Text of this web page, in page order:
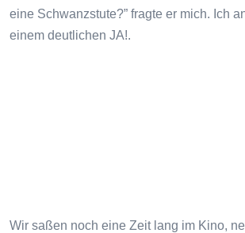
eine Schwanzstute?” fragte er mich. Ich
einem deutlichen JA!.
Wir saßen noch eine Zeit lang im Kino,